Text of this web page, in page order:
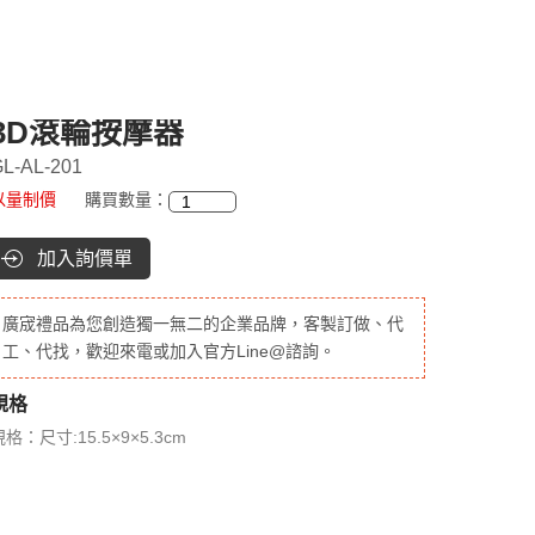
滾輪按摩器
AL-201
量制價 購買數量：
加入詢價單
廣宬禮品為您創造獨一無二的企業品牌，客製訂做、代
工、代找，歡迎來電或加入官方Line@諮詢。
格
格：尺寸:15.5×9×5.3cm